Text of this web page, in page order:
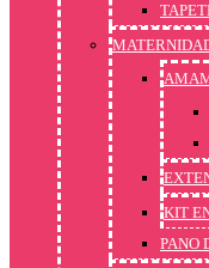
KIT
PANO